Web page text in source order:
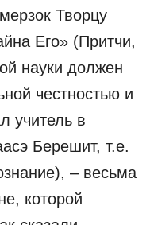
Творцу
Его» (Притчи,
науки должен
честностью и
учитель в
Берешит, т.е.
– весьма
которой